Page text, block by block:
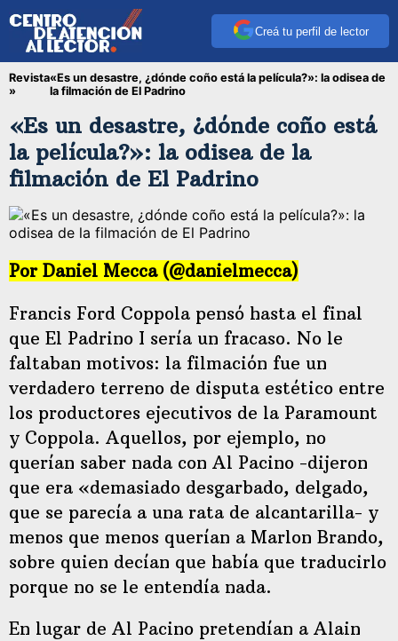
Creá tu perfil de lector
Revista
»
«Es un desastre, ¿dónde coño está la película?»: la odisea de
la filmación de El Padrino
«Es un desastre, ¿dónde coño está
la película?»: la odisea de la
filmación de El Padrino
Por Daniel Mecca (@danielmecca)
Francis Ford Coppola pensó hasta el final
que El Padrino I sería un fracaso. No le
faltaban motivos: la filmación fue un
verdadero terreno de disputa estético entre
los productores ejecutivos de la Paramount
y Coppola. Aquellos, por ejemplo, no
querían saber nada con Al Pacino -dijeron
que era «demasiado desgarbado, delgado,
que se parecía a una rata de alcantarilla- y
menos que menos querían a Marlon Brando,
sobre quien decían que había que traducirlo
porque no se le entendía nada.
En lugar de Al Pacino pretendían a Alain